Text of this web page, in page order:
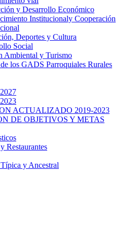
y Desarrollo Económico
Institucionaly Cooperación
Deportes y Cultura
Social
Ambiental y Turismo
los GADS Parroquiales Rurales
ACTUALIZADO 2019-2023
DE OBJETIVOS Y METAS
Restaurantes
y Ancestral